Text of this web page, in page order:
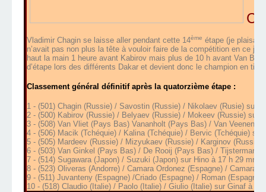
Vladimir Chagin se laisse aller pendant cette 14ème étape (je
n’avait pas non plus la tête à vouloir faire de la compétition en ce
haut la main 1 heure avant Kabirov mais plus de 10 h avant Van
d’étape lors des différents Dakar et devient donc le champion en
Classement général définitif après la quatorzième étape :
1 - (501) Chagin (Russie) / Savostin (Russie) / Nikolaev (Rusie) sur
2 - (500) Kabirov (Russie) / Belyaev (Russie) / Mokeev (Russie) sur
3 - (508) Van Vliet (Pays Bas) Vananholt (Pays Bas) / Van
4 - (506) Macik (Tchéquie) / Kalina (Tchéquie) / Bervic (Tchéquie)
5 - (505) Mardeev (Russie) / Mizyukaev (Russie) / Karginov
6 - (503) Van Ginkel (Pays Bas) / De Rooij (Pays Bas) / Tijsterman
7 - (514) Sugawara (Japon) / Suzuki (Japon) sur Hino à 17 h 29 mn
8 - (523) Oliveras (Andorre) / Camara Ordonez (Espagne) / Camara
9 - (511) Juvanteny (Espagne) /Criado (Espagne) / Roman
10 - (518) Claudio (Italie) / Paolo (Italie) / Giulio (Italie) sur Ginaf à